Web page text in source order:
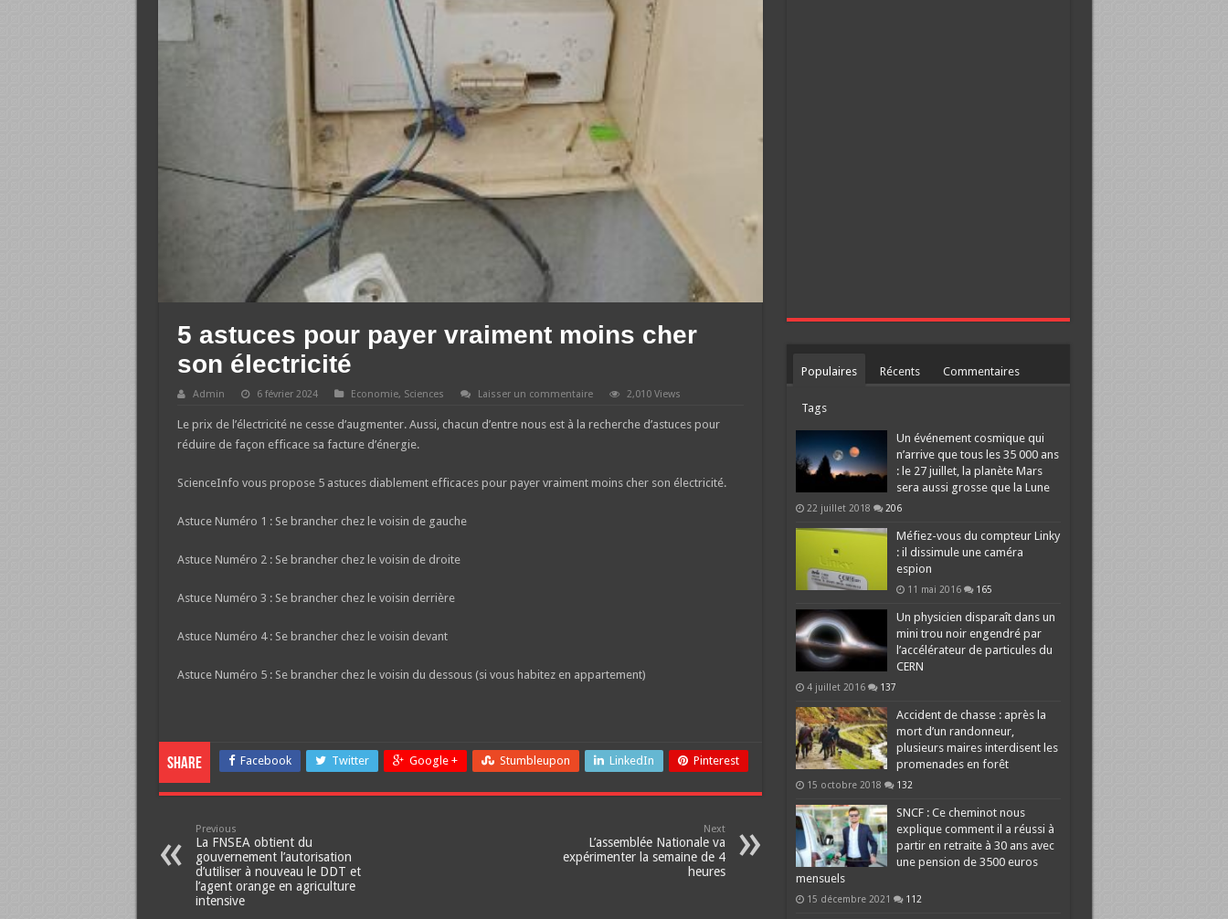
5 astuces pour payer vraiment moins cher
son électricité
Admin 6 février 2024 Economie, Sciences Laisser un commentaire 2,010 Views
Le prix de l’électricité ne cesse d’augmenter. Aussi, chacun d’entre nous est à la recherche d’astuces pour
réduire de façon efficace sa facture d’énergie.
ScienceInfo vous propose 5 astuces diablement efficaces pour payer vraiment moins cher son électricité.
Astuce Numéro 1 : Se brancher chez le voisin de gauche
Astuce Numéro 2 : Se brancher chez le voisin de droite
Astuce Numéro 3 : Se brancher chez le voisin derrière
Astuce Numéro 4 : Se brancher chez le voisin devant
Astuce Numéro 5 : Se brancher chez le voisin du dessous (si vous habitez en appartement)
Share Facebook Twitter Google + Stumbleupon LinkedIn Pinterest
Previous
La FNSEA obtient du
gouvernement l’autorisation
d’utiliser à nouveau le DDT et
l’agent orange en agriculture
intensive
Next
L’assemblée Nationale va
expérimenter la semaine de 4
heures
Populaires Récents Commentaires
Tags
Un événement cosmique qui
n’arrive que tous les 35 000 ans
: le 27 juillet, la planète Mars
sera aussi grosse que la Lune
22 juillet 2018 206
Méfiez-vous du compteur Linky
: il dissimule une caméra
espion
11 mai 2016 165
Un physicien disparaît dans un
mini trou noir engendré par
l’accélérateur de particules du
CERN
4 juillet 2016 137
Accident de chasse : après la
mort d’un randonneur,
plusieurs maires interdisent les
promenades en forêt
15 octobre 2018 132
SNCF : Ce cheminot nous
explique comment il a réussi à
partir en retraite à 30 ans avec
une pension de 3500 euros
mensuels
15 décembre 2021 112